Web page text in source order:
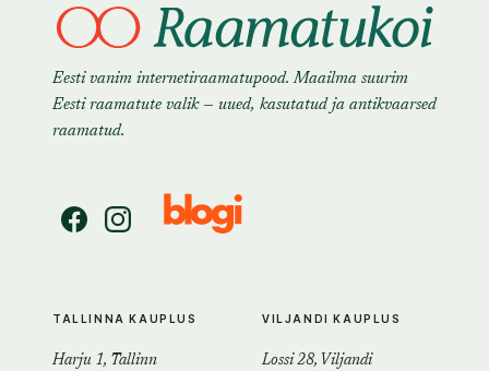
Eesti vanim internetiraamatupood. Maailma suurim
Eesti raamatute valik — uued, kasutatud ja antikvaarsed
raamatud.
TALLINNA KAUPLUS
Harju 1, Tallinn
VILJANDI KAUPLUS
Lossi 28, Viljandi